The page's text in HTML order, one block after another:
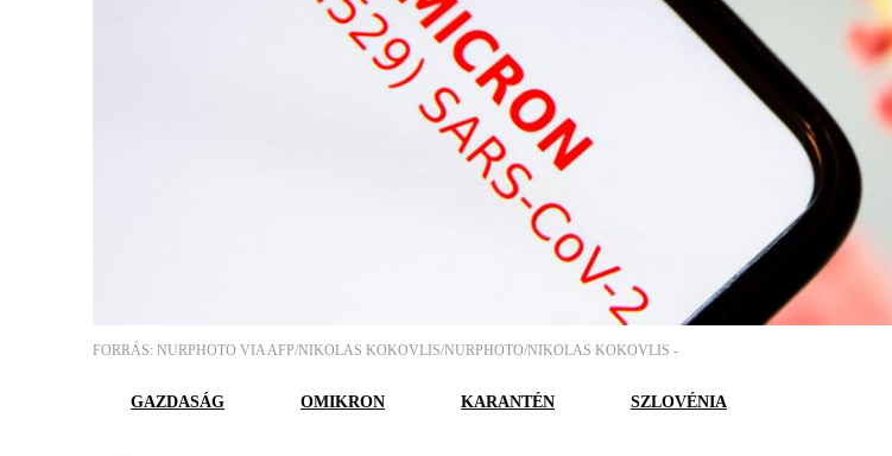
FORRÁS: NURPHOTO VIA AFP/NIKOLAS KOKOVLIS/NURPHOTO/NIKOLAS KOKOVLIS -
GAZDASÁG OMIKRON KARANTÉN SZLOVÉNIA